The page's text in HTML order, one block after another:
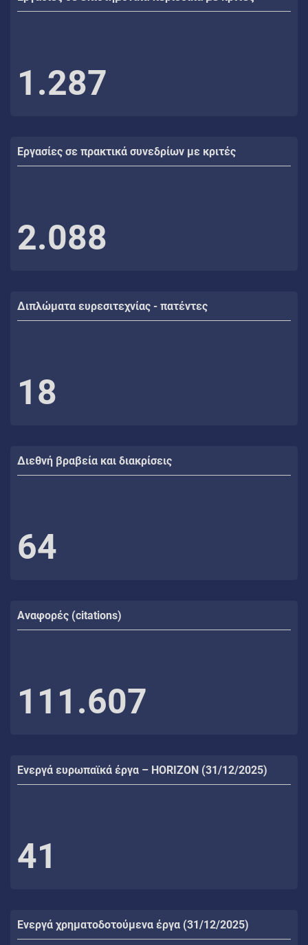
1.287
Εργασίες σε πρακτικά συνεδρίων με κριτές
2.088
Διπλώματα ευρεσιτεχνίας - πατέντες
18
Διεθνή βραβεία και διακρίσεις
64
Αναφορές (citations)
111.607
Ενεργά ευρωπαϊκά έργα – HORIZON (31/12/2025)
41
Ενεργά χρηματοδοτούμενα έργα (31/12/2025)